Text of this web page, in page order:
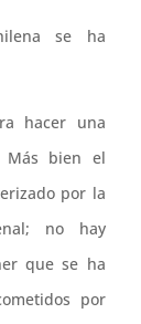
se ha
hacer una
Más bien el
por la
no hay
que se ha
por